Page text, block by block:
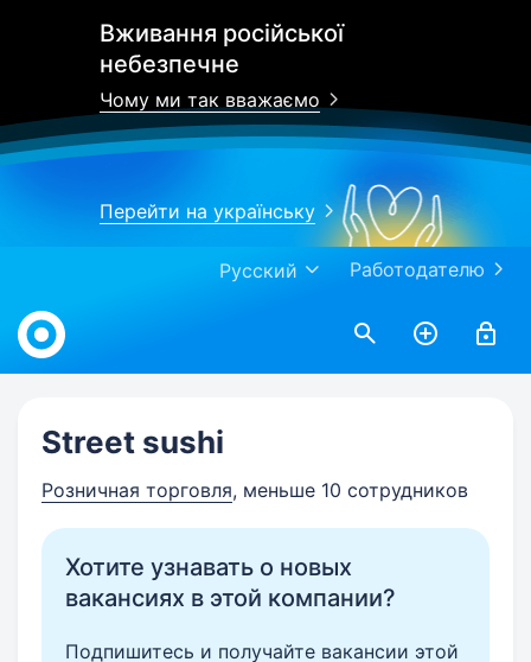
Вживання російської
небезпечне
Чому ми так вважаємо
Перейти на українську
Работодателю
Русский
Work.ua
Street sushi
Розничная торговля, меньше 10 сотрудников
Хотите узнавать о новых
вакансиях в этой компании?
Подпишитесь и получайте вакансии этой